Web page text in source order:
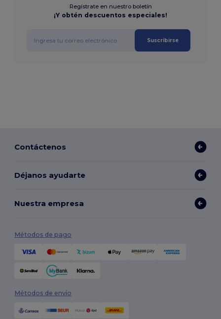
Regístrate en nuestro boletín
¡Y obtén descuentos especiales!
Suscribirse
Contáctenos
Déjanos ayudarte
Nuestra empresa
Métodos de pago
Métodos de envío